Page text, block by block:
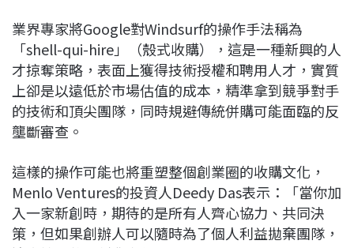
業界專家將Google對Windsurf的操作手法稱為
「shell-qui-hire」（殼式收購），這是一種新興的人
才掠奪策略，表面上獲得技術授權和聘用人才，實質
上卻是以遠低於市場估值的成本，精準拿到競爭對手
的技術和頂尖團隊，同時規避傳統併購可能面臨的反
壟斷審查。
這樣的操作可能也將重塑整個創業圈的收購文化，
Menlo Ventures的投資人Deedy Das表示：「當你加
入一家新創時，期待的是所有人齊心協力、共同決
策，但如果創辦人可以隨時為了個人利益拋棄團隊，